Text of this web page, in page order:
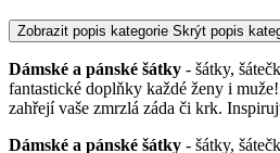
Zobrazit popis kategorie Skrýt popis
Dámské a pánské šátky - šátky,
fantastické doplňky každé ženy i
zahřejí vaše zmrzlá záda či krk.
Dámské a pánské šátky - šátky,